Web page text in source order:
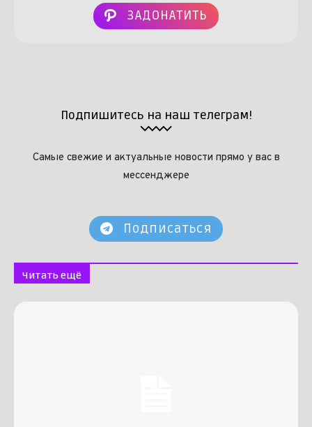
ЗАДОНАТИТЬ
Подпишитесь на наш телеграм!
Самые свежие и актуальные новости прямо у вас в
мессенджере
Подписаться
Читать ещё